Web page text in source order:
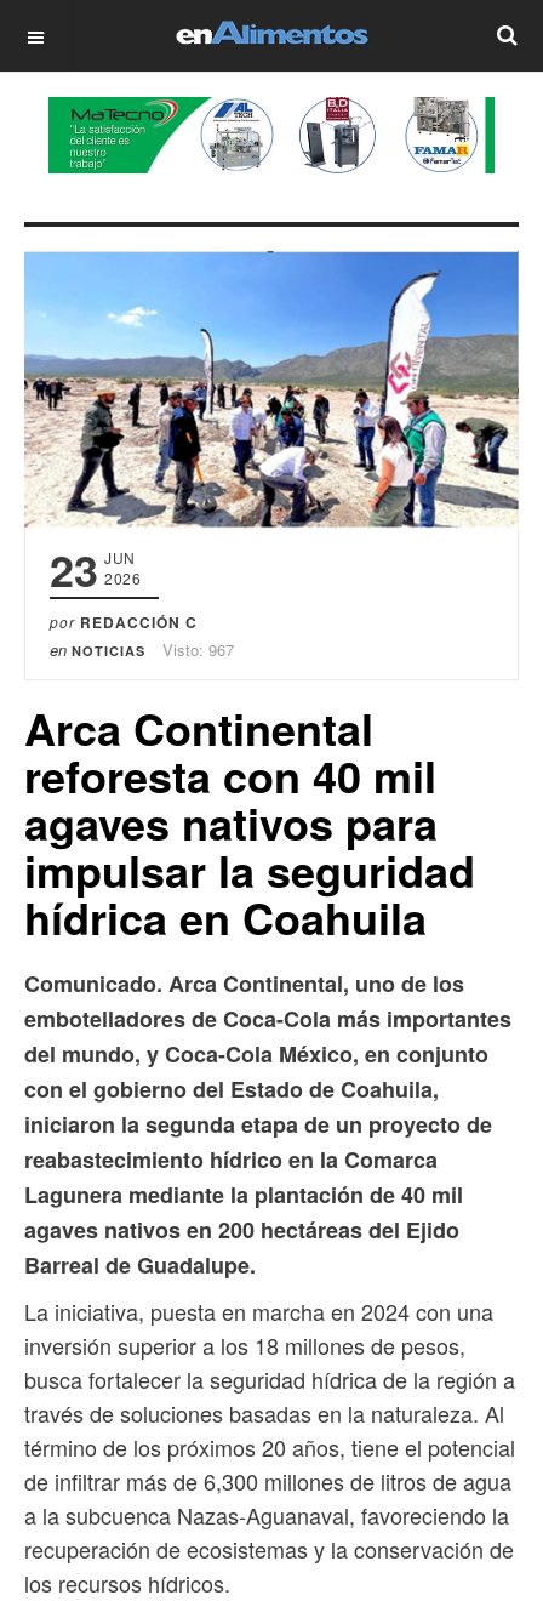
OFF CANVAS
23 JUN
2026
por REDACCIÓN C
en NOTICIAS Visto: 967
Arca Continental
reforesta con 40 mil
agaves nativos para
impulsar la seguridad
hídrica en Coahuila
Comunicado. Arca Continental, uno de los
embotelladores de Coca-Cola más importantes
del mundo, y Coca-Cola México, en conjunto
con el gobierno del Estado de Coahuila,
iniciaron la segunda etapa de un proyecto de
reabastecimiento hídrico en la Comarca
Lagunera mediante la plantación de 40 mil
agaves nativos en 200 hectáreas del Ejido
Barreal de Guadalupe.
La iniciativa, puesta en marcha en 2024 con una
inversión superior a los 18 millones de pesos,
busca fortalecer la seguridad hídrica de la región a
través de soluciones basadas en la naturaleza. Al
término de los próximos 20 años, tiene el potencial
de infiltrar más de 6,300 millones de litros de agua
a la subcuenca Nazas-Aguanaval, favoreciendo la
recuperación de ecosistemas y la conservación de
los recursos hídricos.